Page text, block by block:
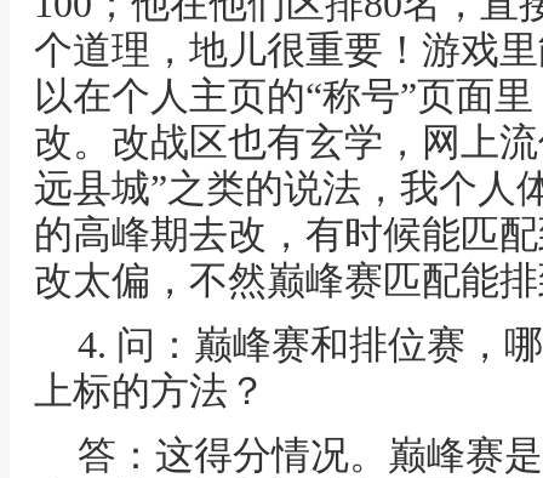
个道理，地儿很重要！游戏
以在个人主页的“称号”页面
改。改战区也有玄学，网上
远县城”之类的说法，我个人
的高峰期去改，有时候能匹
改太偏，不然巅峰赛匹配能
4. 问：巅峰赛和排位赛，
上标的方法？
答：这得分情况。巅峰赛